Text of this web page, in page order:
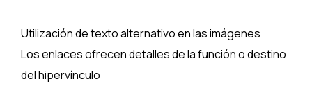
Utilización de texto alternativo en las imágenes
Los enlaces ofrecen detalles de la función o destino
del hipervínculo